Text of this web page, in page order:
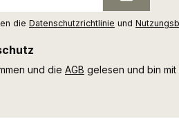
die Datenschutzrichtlinie und
und die AGB gelesen und bin